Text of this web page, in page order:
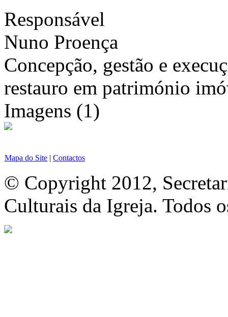
Responsável
Nuno Proença
Concepção, gestão e
restauro em património
Imagens (1)
Mapa do Site | Contactos
© Copyright 2012,
Culturais da Igreja. Todos